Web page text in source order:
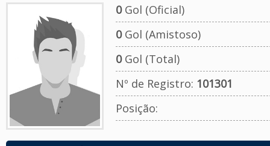
0Gol (Oficial)
0Gol (Amistoso)
0Gol (Total)
Nº de Registro: 101301
Posição: